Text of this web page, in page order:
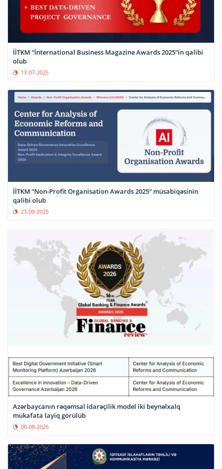
İİTKM “İnternational Business Magazine Awards 2025”in qalibi
olub
17-07-2025
İİTKM “Non-Profit Organisation Awards 2025” müsabiqəsinin
qalibi olub
23-09-2025
Azərbaycanın rəqəmsal idarəçilik model iki beynəlxalq
mükafata layiq görülüb
06-08-2026